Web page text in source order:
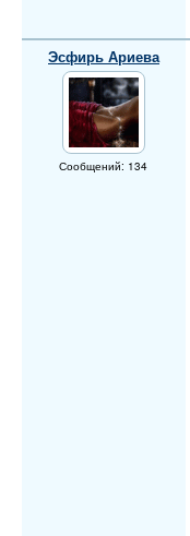
Эсфирь Ариева
Сообщений: 134